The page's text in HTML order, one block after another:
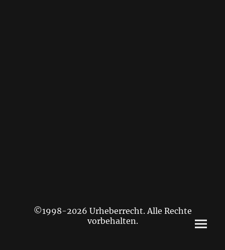
©1998-2026 Urheberrecht. Alle Rechte
vorbehalten.